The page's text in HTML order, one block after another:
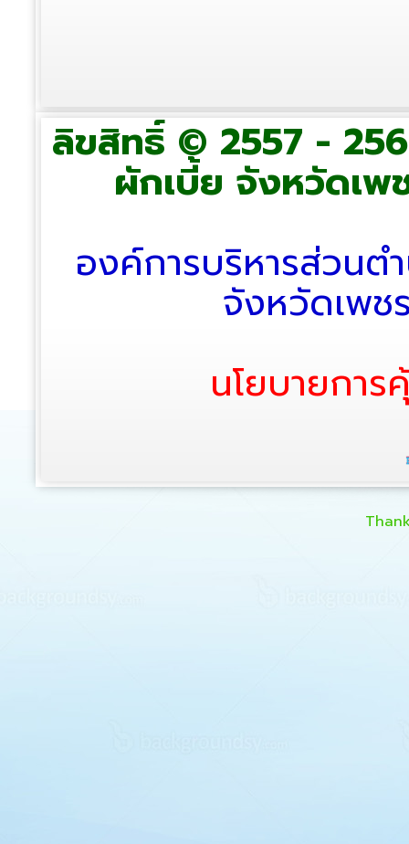
ลิขสิทธิ์ © 2557 -
ผักเบี้ย จังหวัดเพ
องค์การบริหารส่วนต
จังหวัดเพช
นโยบายกา